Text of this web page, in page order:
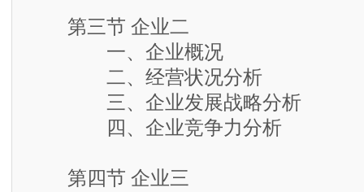
第三节 企业二
一、企业概况
二、经营状况分析
三、企业发展战略分析
四、企业竞争力分析
第四节 企业三